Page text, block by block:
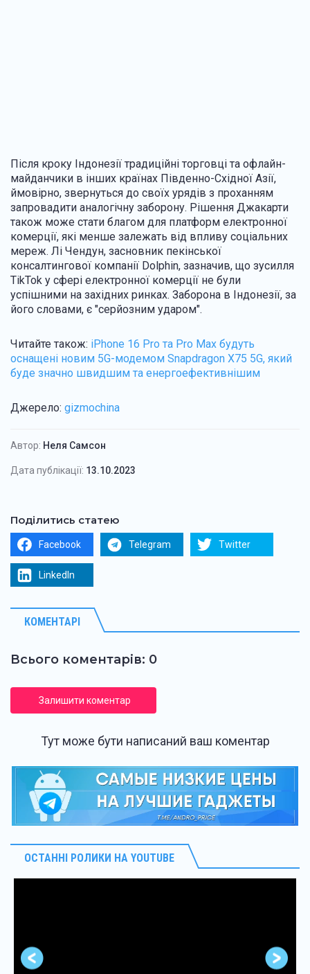
Після кроку Індонезії традиційні торговці та офлайн-
майданчики в інших країнах Південно-Східної Азії,
ймовірно, звернуться до своїх урядів з проханням
запровадити аналогічну заборону. Рішення Джакарти
також може стати благом для платформ електронної
комерції, які менше залежать від впливу соціальних
мереж. Лі Чендун, засновник пекінської
консалтингової компанії Dolphin, зазначив, що зусилля
TikTok у сфері електронної комерції не були
успішними на західних ринках. Заборона в Індонезії, за
його словами, є "серйозним ударом".
Читайте також: iPhone 16 Pro та Pro Max будуть
оснащені новим 5G-модемом Snapdragon X75 5G, який
буде значно швидшим та енергоефективнішим
Джерело: gizmochina
Автор: Неля Самсон
Дата публікації: 13.10.2023
Поділитись статею
Facebook Telegram Twitter
LinkedIn
КОМЕНТАРІ
Всього коментарів: 0
Залишити коментар
Тут може бути написаний ваш коментар
ОСТАННІ РОЛИКИ НА YOUTUBE